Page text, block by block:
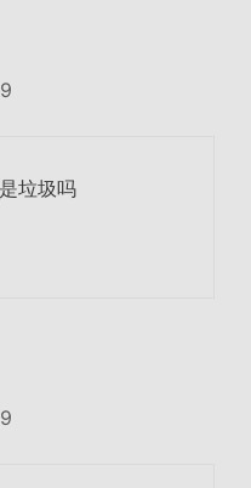
垃圾吗